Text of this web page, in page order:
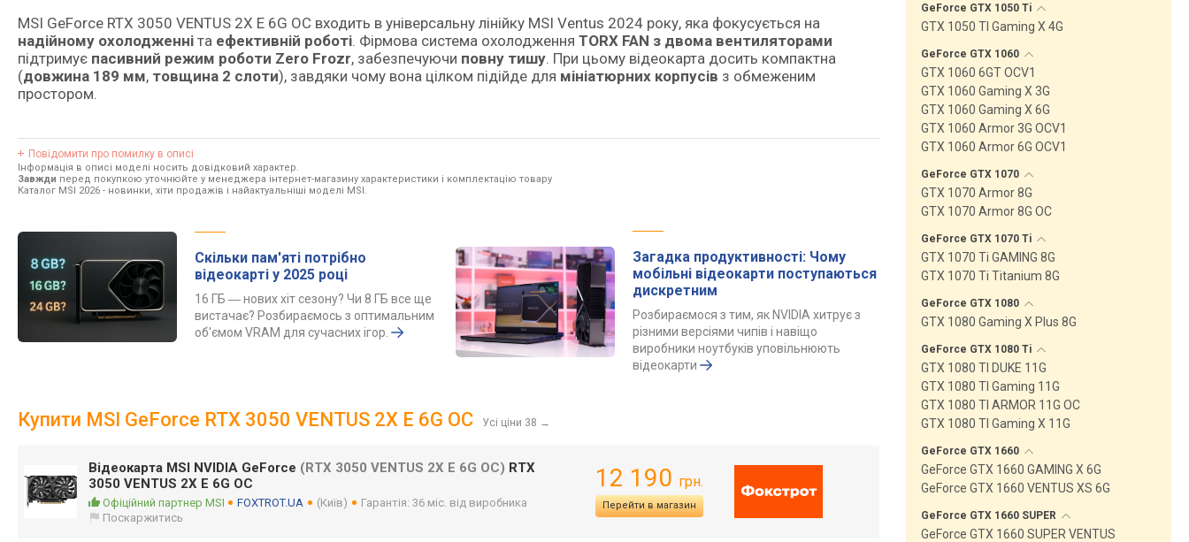
MSI GeForce RTX 3050 VENTUS 2X E 6G OC входить в універсальну лінійку MSI Ventus 2024 року, яка фокусується на
надійному охолодженні та ефективній роботі. Фірмова система охолодження TORX FAN з двома вентиляторами
підтримує пасивний режим роботи Zero Frozr, забезпечуючи повну тишу. При цьому відеокарта досить компактна
(довжина 189 мм, товщина 2 слоти), завдяки чому вона цілком підійде для мініатюрних корпусів з обмеженим
простором.
Повідомити про помилку в описі
Інформація в описі моделі носить довідковий характер.
Завжди перед покупкою уточнюйте у менеджера інтернет-магазину характеристики і комплектацію товару
Каталог MSI 2026 - новинки, хіти продажів і найактуальніші моделі MSI.
Скільки пам'яті потрібно
відеокарті у 2025 році
16 ГБ ― нових хіт сезону? Чи 8 ГБ все ще
вистачає? Розбираємось з оптимальним
об'ємом VRAM для сучасних ігор.
Загадка продуктивності: Чому
мобільні відеокарти поступаються
дискретним
Розбираємося з тим, як NVIDIA хитрує з
різними версіями чипів і навіщо
виробники ноутбуків уповільнюють
відеокарти
Купити MSI GeForce RTX 3050 VENTUS 2X E 6G OC Усі ціни 38 →
Відеокарта MSI NVIDIA GeForce (RTX 3050 VENTUS 2X E 6G OC) RTX
3050 VENTUS 2X E 6G OC
Офіційний партнер MSI FOXTROT.UA (Київ)
Гарантія: 36 міс. від виробника
Поскаржитись
12 190 грн.
Перейти в магазин
GeForce GTX 1050 Ti
GTX 1050 TI Gaming X 4G
GeForce GTX 1060
GTX 1060 6GT OCV1
GTX 1060 Gaming X 3G
GTX 1060 Gaming X 6G
GTX 1060 Armor 3G OCV1
GTX 1060 Armor 6G OCV1
GeForce GTX 1070
GTX 1070 Armor 8G
GTX 1070 Armor 8G OC
GeForce GTX 1070 Ti
GTX 1070 Ti GAMING 8G
GTX 1070 Ti Titanium 8G
GeForce GTX 1080
GTX 1080 Gaming X Plus 8G
GeForce GTX 1080 Ti
GTX 1080 TI DUKE 11G
GTX 1080 TI Gaming 11G
GTX 1080 TI ARMOR 11G OC
GTX 1080 TI Gaming X 11G
GeForce GTX 1660
GeForce GTX 1660 GAMING X 6G
GeForce GTX 1660 VENTUS XS 6G
GeForce GTX 1660 SUPER
GeForce GTX 1660 SUPER VENTUS